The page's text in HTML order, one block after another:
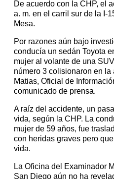
De acuerdo con la CHP, el
a. m. en el carril sur de la I-
Mesa.
Por razones aún bajo
conducía un sedán Toyota
mujer al volante de una
número 3 colisionaron en
Matias, Oficial de
comunicado de prensa.
A raíz del accidente, un
vida, según la CHP. La
mujer de 59 años, fue
con heridas graves pero
vida.
La Oficina del Examinador
San Diego aún no ha